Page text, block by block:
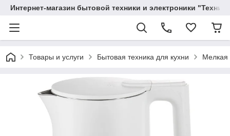
Интернет-магазин бытовой техники и электроники
Товары и услуги Бытовая техника для кухни Мелкая